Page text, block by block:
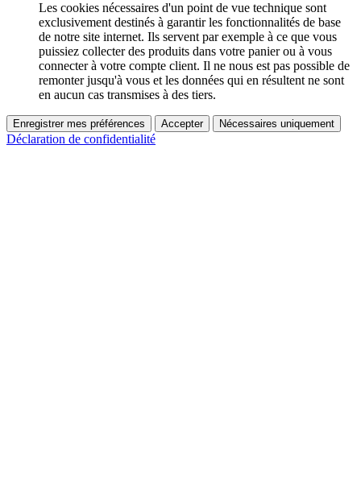
Les cookies nécessaires d'un point de vue technique sont
exclusivement destinés à garantir les fonctionnalités de base
de notre site internet. Ils servent par exemple à ce que vous
puissiez collecter des produits dans votre panier ou à vous
connecter à votre compte client. Il ne nous est pas possible de
remonter jusqu'à vous et les données qui en résultent ne sont
en aucun cas transmises à des tiers.
Enregistrer mes préférences Accepter Nécessaires uniquement
Déclaration de confidentialité